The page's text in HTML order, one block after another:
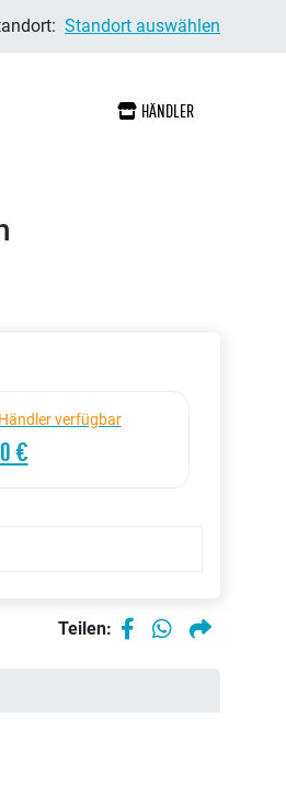
Standort auswählen
HÄNDLER
verfügbar
€
Teilen: